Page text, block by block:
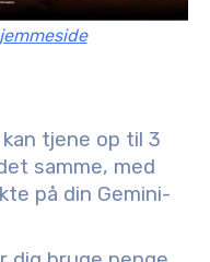
kan tjene op til 3
samme, med
på din Gemini-